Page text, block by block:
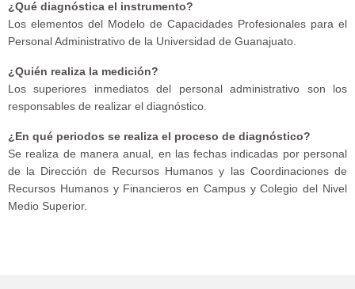
¿Qué diagnóstica el instrumento?
Los elementos del Modelo de Capacidades Profesionales para el
Personal Administrativo de la Universidad de Guanajuato.
¿Quién realiza la medición?
Los superiores inmediatos del personal administrativo son los
responsables de realizar el diagnóstico.
¿En qué periodos se realiza el proceso de diagnóstico?
Se realiza de manera anual, en las fechas indicadas por personal
de la Dirección de Recursos Humanos y las Coordinaciones de
Recursos Humanos y Financieros en Campus y Colegio del Nivel
Medio Superior.